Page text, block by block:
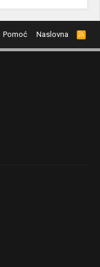
Pomoć Naslovna
R
S
S